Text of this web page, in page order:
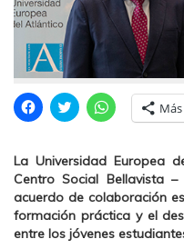
H
a
l
i
c
p
a
r
a
c
H
a
i
c
p
a
r
a
c
H
a
c
p
a
r
a
c
Más
La Universidad Europea
Centro Social Bellavista
acuerdo de colaboración
formación práctica y el
entre los jóvenes